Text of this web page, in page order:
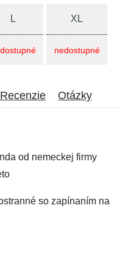
L XL
nedostupné
Recenzie Otázky
od nemeckej firmy
so zapínaním na